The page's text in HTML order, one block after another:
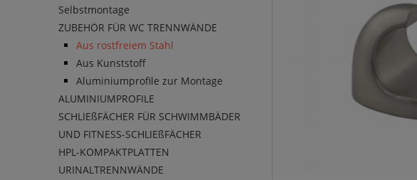
Selbstmontage
ZUBEHÖR FÜR WC TRENNWÄNDE
Aus rostfreiem Stahl
Aus Kunststoff
Aluminiumprofile zur Montage
ALUMINIUMPROFILE
SCHLIEßFÄCHER FÜR SCHWIMMBÄDER
UND FITNESS-SCHLIEßFÄCHER
HPL-KOMPAKTPLATTEN
URINALTRENNWÄNDE